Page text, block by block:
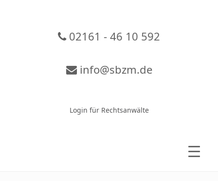
02161 - 46 10 592
info@sbzm.de
Login für Rechtsanwälte